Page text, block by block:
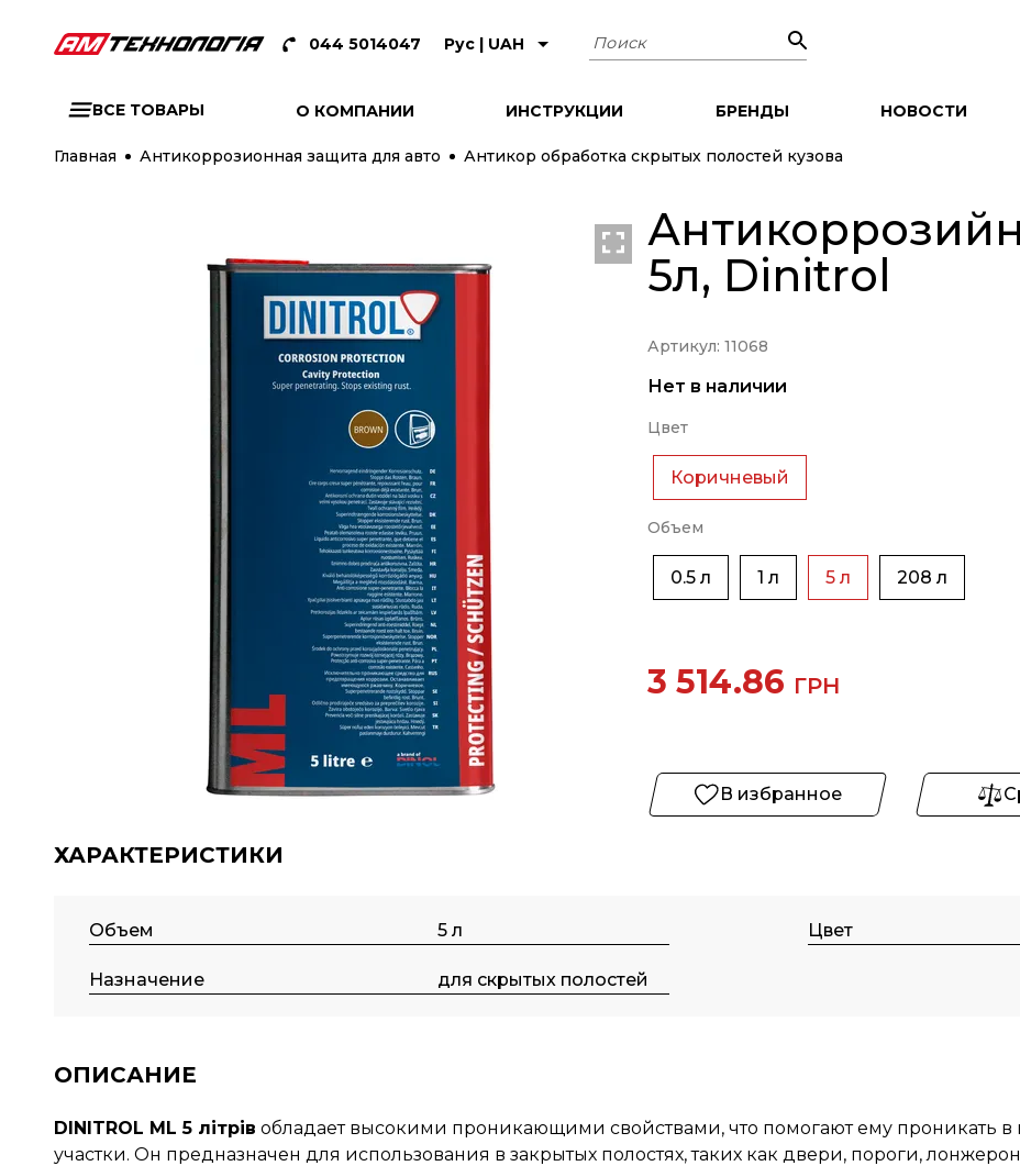
044 5014047 Рус | UAH Поиск
ВСЕ ТОВАРЫ О КОМПАНИИ ИНСТРУКЦИИ БРЕНДЫ НОВОСТИ
Главная Антикоррозионная защита для авто Антикор обработка скрытых полостей кузова
5л, Dinitrol
Артикул: 11068
Нет в наличии
Цвет
Коричневый
Объем
0.5 л 1 л 5 л 208 л
3 514.86 ГРН
В избранное
ХАРАКТЕРИСТИКИ
Объем 5 л Цвет
Назначение для скрытых полостей
ОПИСАНИЕ
DINITROL ML 5 літрів обладает высокими проникающими свойствами, что помогают ему проникать
участки. Он предназначен для использования в закрытых полостях, таких как двери, пороги,